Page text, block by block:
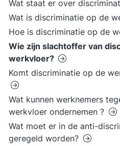
Wat staat er over
Wat is discriminatie op de
Hoe is discriminatie op de
Wie zijn slachtoffer van
werkvloer?
Komt discriminatie op de
Wat kunnen werknemers
werkvloer ondernemen ?
Wat moet er in de anti-
geregeld worden?